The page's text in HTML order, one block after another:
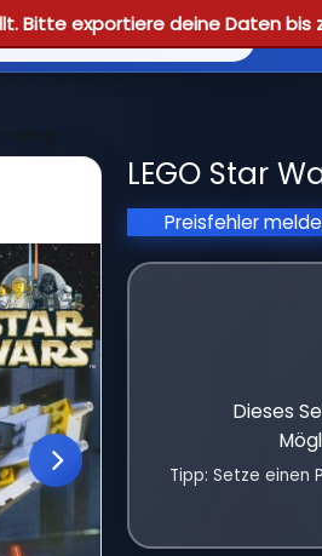
Bitte exportiere deine Daten bis
wing
LEGO Star
Preisfehler
Dieses
Tipp: Setze einen